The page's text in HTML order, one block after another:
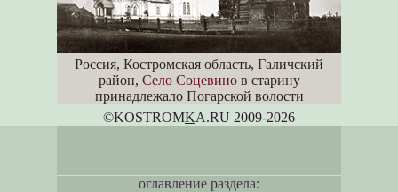
Россия, Костромская область, Галичский
район, Село Соцевинов старину
принадлежало Погарской волости
©KOSTROMKA.RU 2009-2026
оглавление раздела: